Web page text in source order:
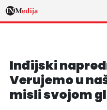
Inđijski
Verujemo u
misli svojom